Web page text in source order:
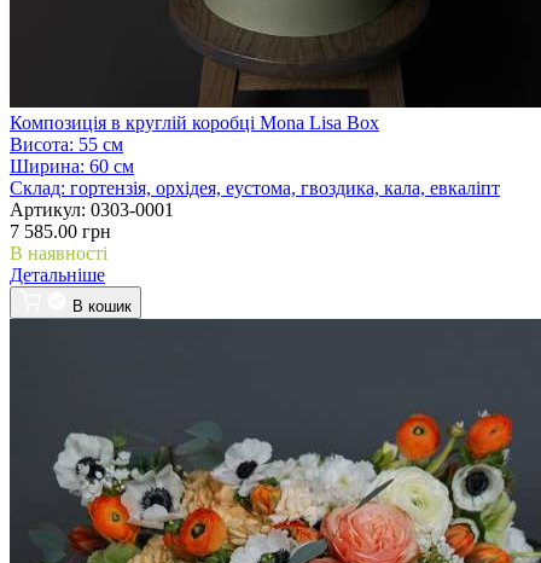
Композиція в круглій коробці Mona Lisa Box
Висота: 55 см
Ширина: 60 см
Склад: гортензія, орхідея, еустома, гвоздика, кала, евкаліпт
Артикул: 0303-0001
7 585.00 грн
В наявності
Детальніше
В кошик